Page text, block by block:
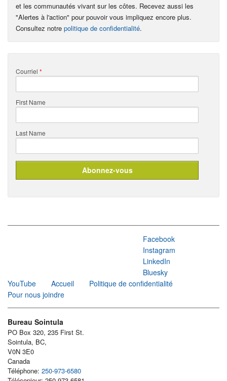
et les communautés vivant sur les côtes. Recevez aussi les
"Alertes à l'action" pour pouvoir vous impliquez encore plus.
Consultez notre politique de confidentialité.
Courriel *
First Name
Last Name
Facebook
Instagram
LinkedIn
Bluesky
YouTube
Accueil
Politique de confidentialité
Pour nous joindre
Bureau Sointula
PO Box 320, 235 First St.
Sointula, BC,
V0N 3E0
Canada
Téléphone: 250-973-6580